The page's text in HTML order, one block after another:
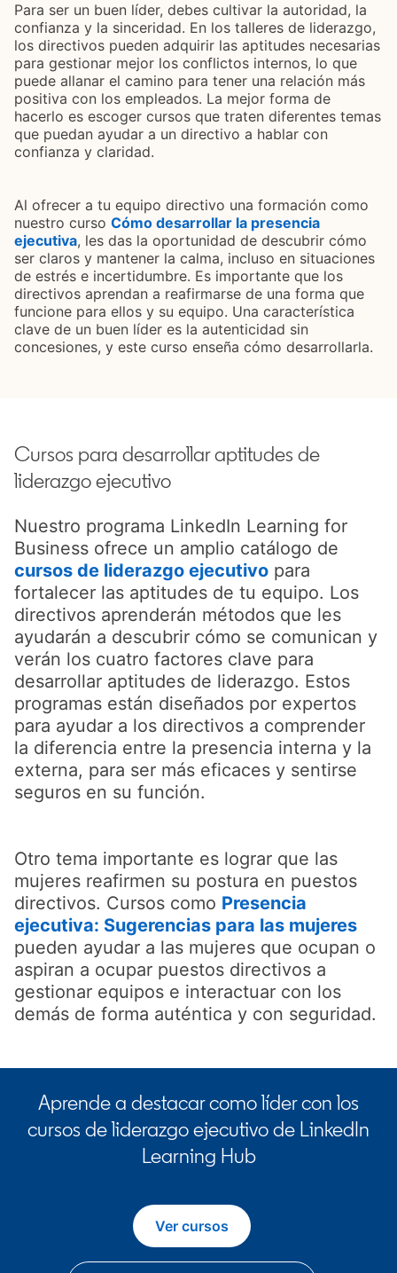
Para ser un buen líder, debes cultivar la autoridad, la
confianza y la sinceridad. En los talleres de liderazgo,
los directivos pueden adquirir las aptitudes necesarias
para gestionar mejor los conflictos internos, lo que
puede allanar el camino para tener una relación más
positiva con los empleados. La mejor forma de
hacerlo es escoger cursos que traten diferentes temas
que puedan ayudar a un directivo a hablar con
confianza y claridad.
Al ofrecer a tu equipo directivo una formación como
nuestro curso Cómo desarrollar la presencia
ejecutivaopens in a new tab
, les das la oportunidad de descubrir cómo
ser claros y mantener la calma, incluso en situaciones
de estrés e incertidumbre. Es importante que los
directivos aprendan a reafirmarse de una forma que
funcione para ellos y su equipo. Una característica
clave de un buen líder es la autenticidad sin
concesiones, y este curso enseña cómo desarrollarla.
Cursos para desarrollar aptitudes de
liderazgo ejecutivo
Nuestro programa LinkedIn Learning for
Business ofrece un amplio catálogo de
cursos de liderazgo ejecutivo opens in a
para
fortalecer las aptitudes de tu equipo. Los
directivos aprenderán métodos que les
ayudarán a descubrir cómo se comunican y
verán los cuatro factores clave para
desarrollar aptitudes de liderazgo. Estos
programas están diseñados por expertos
para ayudar a los directivos a comprender
la diferencia entre la presencia interna y la
externa, para ser más eficaces y sentirse
seguros en su función.
Otro tema importante es lograr que las
mujeres reafirmen su postura en puestos
directivos. Cursos como Presencia
ejecutiva: Sugerencias para las mujeres
pueden ayudar a las mujeres que ocupan o
aspiran a ocupar puestos directivos a
gestionar equipos e interactuar con los
demás de forma auténtica y con seguridad.
Aprende a destacar como líder con los
cursos de liderazgo ejecutivo de LinkedIn
Learning Hub
Ver cursos